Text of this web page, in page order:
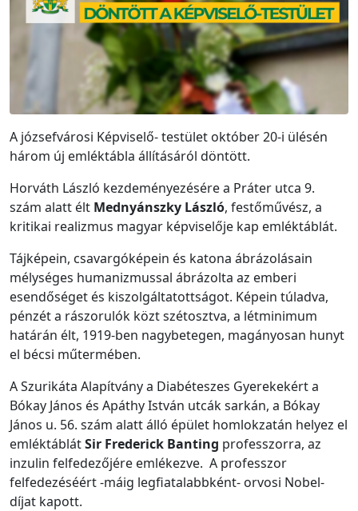
A józsefvárosi Képviselő- testület október 20-i ülésén
három új emléktábla állításáról döntött.
Horváth László kezdeményezésére a Práter utca 9.
szám alatt élt Mednyánszky László, festőművész, a
kritikai realizmus magyar képviselője kap emléktáblát.
Tájképein, csavargó­képein és katona ábrázolásain
mélységes humanizmussal ábrázolta az emberi
esendőséget és kiszolgáltatottságot. Képein túladva,
pénzét a rászorulók közt szétosztva, a létminimum
határán élt, 1919-ben nagybetegen, magányosan hunyt
el bécsi műtermében.
A Szurikáta Alapítvány a Diabéteszes Gyerekekért a
Bókay János és Apáthy István utcák sarkán, a Bókay
János u. 56. szám alatt álló épület homlokzatán helyez el
emléktáblátSir Frederick Banting professzorra, az
inzulin felfedezőjére emlékezve. A professzor
felfedezéséért -máig legfiatalabbként- orvosi Nobel-
díjat kapott.